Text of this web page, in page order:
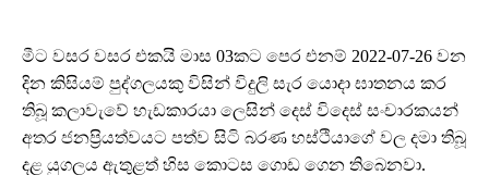
මීට වසර වසර එකයි මාස 03කට පෙර එනම් 2022-07-26 වන
දින කිසියම් පුද්ගලයකු විසින් විදුලි සැර යොදා ඝාතනය කර
තිබූ කලාවැවේ හැඩකාරයා ලෙසින් දෙස් විදෙස් සංචාරකයන්
අතර ජනප්‍රියත්වයට පත්ව සිටි බරණ හස්ථියාගේ වල දමා තිබූ
දළ යුගලය ඇතුළත් හිස කොටස ගොඩ ගෙන තිබෙනවා.